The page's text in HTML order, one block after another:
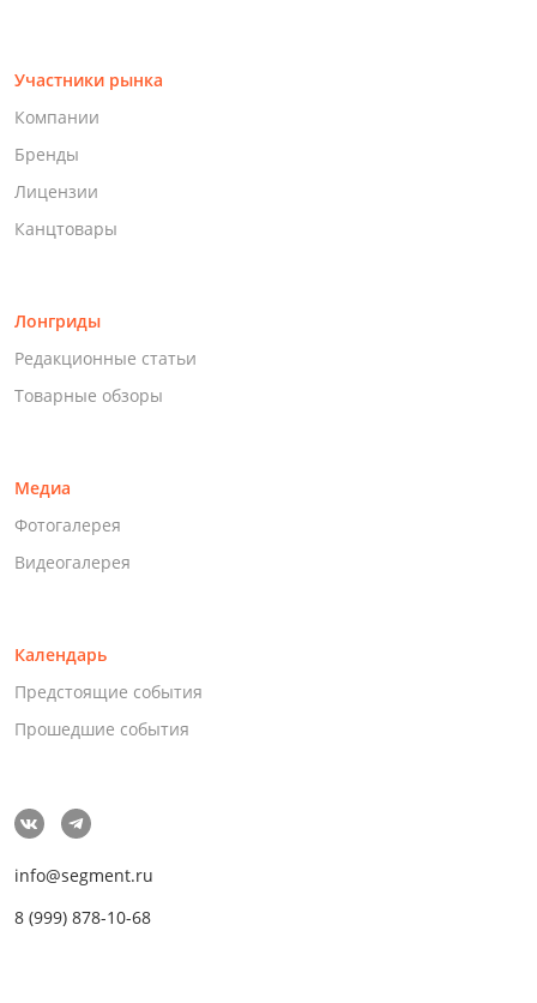
Участники рынка
Компании
Бренды
Лицензии
Канцтовары
Лонгриды
Редакционные статьи
Товарные обзоры
Медиа
Фотогалерея
Видеогалерея
Календарь
Предстоящие события
Прошедшие события
info@segment.ru
8 (999) 878-10-68